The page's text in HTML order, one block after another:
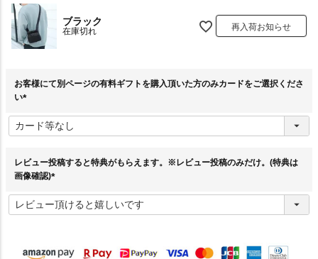
ブラック
在庫切れ 再入荷お知らせ
お客様にて別ページの有料ギフトを購入頂いた方のみカードをご選択くださ
い
必
須
レビュー投稿すると特典がもらえます。※レビュー投稿のみだけ。(特典は
画像確認)
必
須